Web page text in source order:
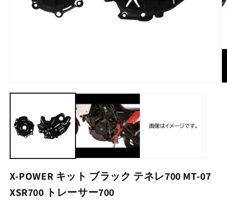
ー
で
メ
ア
を
く
X-POWER キット ブラック テネレ700 MT-07
XSR700 トレーサー700